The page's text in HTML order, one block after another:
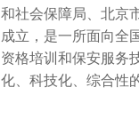
和社会保障局、北京
成立，是一所面向全
资格培训和保安服务
化、科技化、综合性